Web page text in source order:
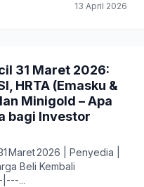
13 April 2026
31 Maret 2026:
HRTA (Emasku &
Minigold – Apa
bagi Investor
Maret 2026 | Penyedia |
Beli Kembali
...